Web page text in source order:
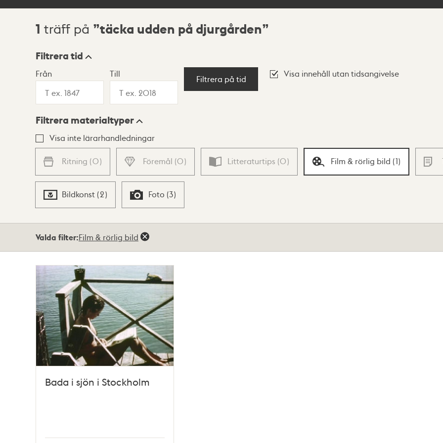
Sökresultat
1 träff på täcka udden på djurgården
Visningsläge
Lista Karta
Filtrera tid
Från Till
Filtrera på tid
Visa innehåll utan tidsangivelse
Filtrera materialtyper
Visa inte lärarhandledningar
Ritning (0) Föremål (0) Litteraturtips (0) Film & rörlig bild (1)
Bildkonst (2) Foto (3)
Valda filter:Film & rörlig bild
Bada i sjön i Stockholm